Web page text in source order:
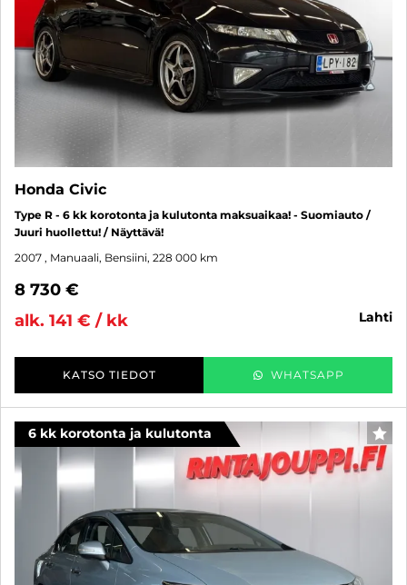
Honda Civic
Type R - 6 kk korotonta ja kulutonta maksuaikaa! - Suomiauto /
Juuri huollettu! / Näyttävä!
2007 , Manuaali, Bensiini, 228 000 km
8 730 €
alk. 141 € / kk
lahti
KATSO TIEDOT WHATSAPP
6 kk korotonta ja kulutonta